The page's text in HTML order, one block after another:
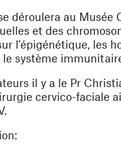
déroulera au
et des
l'épigénétique, les
système
il y a le Pr
cervico-faciale